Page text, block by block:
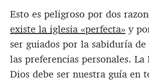
Esto es peligroso por dos
existe la iglesia «perfecta» y
ser guiados por la sabiduría
las preferencias personales. La
Dios debe ser nuestra guía en